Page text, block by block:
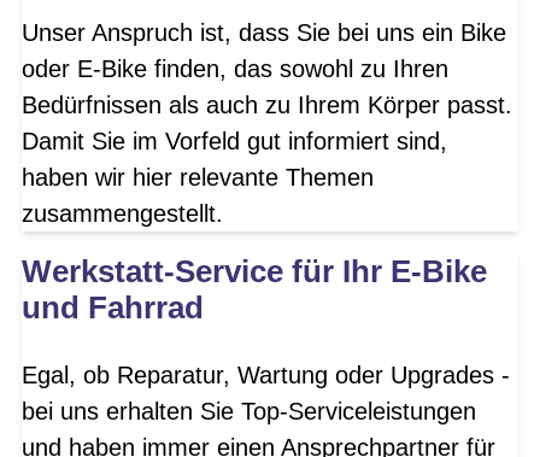
Unser Anspruch ist, dass Sie bei uns ein Bike
oder E-Bike finden, das sowohl zu Ihren
Bedürfnissen als auch zu Ihrem Körper passt.
Damit Sie im Vorfeld gut informiert sind,
haben wir hier relevante Themen
zusammengestellt.
Werkstatt-Service für Ihr E-Bike
und Fahrrad
Egal, ob Reparatur, Wartung oder Upgrades -
bei uns erhalten Sie Top-Serviceleistungen
und haben immer einen Ansprechpartner für